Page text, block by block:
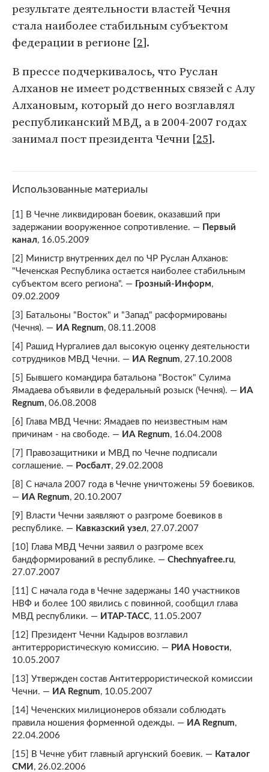
результате деятельности властей Чечня
стала наиболее стабильным субъектом
федерации в регионе [2].
В прессе подчеркивалось, что Руслан
Алханов не имеет родственных связей с Алу
Алхановым, который до него возглавлял
республиканский МВД, а в 2004-2007 годах
занимал пост президента Чечни [25].
Использованные материалы
[1] В Чечне ликвидирован боевик, оказавший при
задержании вооруженное сопротивление. — Первый
канал, 16.05.2009
[2] Министр внутренних дел по ЧР Руслан Алханов:
"Чеченская Республика остается наиболее стабильным
субъектом всего региона". — Грозный-Информ,
09.02.2009
[3] Батальоны "Восток" и "Запад" расформированы
(Чечня). — ИА Regnum, 08.11.2008
[4] Рашид Нургалиев дал высокую оценку деятельности
сотрудников МВД Чечни. — ИА Regnum, 27.10.2008
[5] Бывшего командира батальона "Восток" Сулима
Ямадаева объявили в федеральный розыск (Чечня). — ИА
Regnum, 06.08.2008
[6] Глава МВД Чечни: Ямадаев по неизвестным нам
причинам - на свободе. — ИА Regnum, 16.04.2008
[7] Правозащитники и МВД по Чечне подписали
соглашение. — Росбалт, 29.02.2008
[8] С начала 2007 года в Чечне уничтожены 59 боевиков.
— ИА Regnum, 20.10.2007
[9] Власти Чечни заявляют о разгроме боевиков в
республике. — Кавказский узел, 27.07.2007
[10] Глава МВД Чечни заявил о разгроме всех
бандформирований в республике. — Chechnyafree.ru,
27.07.2007
[11] С начала года в Чечне задержаны 140 участников
НВФ и более 100 явились с повинной, сообщил глава
МВД республики. — ИТАР-ТАСС, 11.05.2007
[12] Президент Чечни Кадыров возглавил
антитеррористическую комиссию. — РИА Новости,
10.05.2007
[13] Утвержден состав Антитеррористической комиссии
Чечни. — ИА Regnum, 10.05.2007
[14] Чеченских милиционеров обязали соблюдать
правила ношения форменной одежды. — ИА Regnum,
22.04.2006
[15] В Чечне убит главный аргунский боевик. — Каталог
СМИ , 26.02.2006